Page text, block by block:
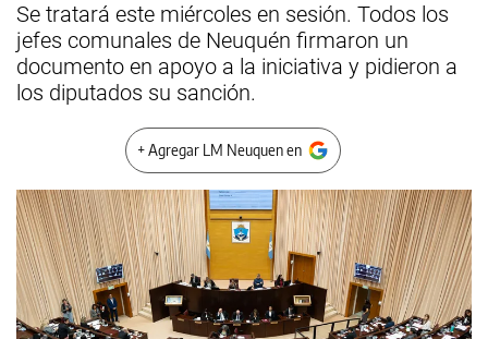
Se tratará este miércoles en sesión. Todos los
jefes comunales de Neuquén firmaron un
documento en apoyo a la iniciativa y pidieron a
los diputados su sanción.
+ Agregar LM Neuquen en